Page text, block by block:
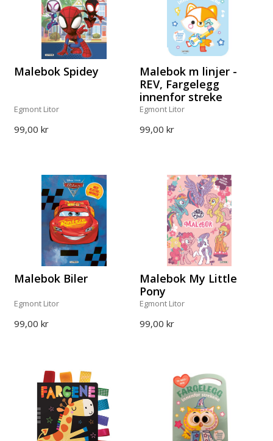
Malebok Spidey
Egmont Litor
99,00 kr
Malebok m linjer -
REV, Fargelegg
innenfor streke
Egmont Litor
99,00 kr
Malebok Biler
Egmont Litor
99,00 kr
Malebok My Little
Pony
Egmont Litor
99,00 kr